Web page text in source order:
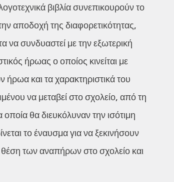
βιβλία συνεπικουρούν το
αποδοχή της διαφορετικότητας,
να συνδυαστεί με την εξωτερική
ήρωας ο οποίος κινείται με
και τα χαρακτηριστικά του
να μεταβεί στο σχολείο, από τη
θα διευκόλυναν την ισότιμη
το έναυσμα για να ξεκινήσουν
θέση των αναπήρων στο σχολείο και